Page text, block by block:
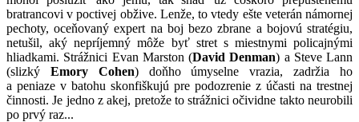
bratrancovi v poctivej obžive. Lenže, to vtedy ešte veterán námornej
pechoty, oceňovaný expert na boj bezo zbrane a bojovú stratégiu,
netušil, aký nepríjemný môže byť stret s miestnymi policajnými
hliadkami. Strážnici Evan Marston (David Denman) a Steve Lann
(slizký Emory Cohen) doňho úmyselne vrazia, zadržia ho
a peniaze v batohu skonfiškujú pre podozrenie z účasti na trestnej
činnosti. Je jedno z akej, pretože to strážnici očividne takto neurobili
po prvý raz...